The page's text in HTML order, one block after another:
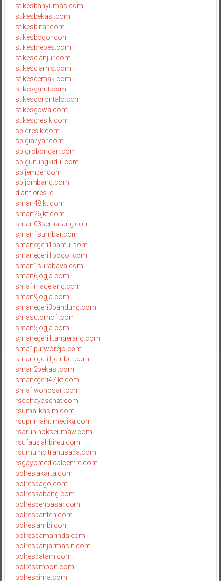
stikesbanyumas.com
stikesbekasi.com
stikesblitar.com
stikesbogor.com
stikesbrebes.com
stikescianjur.com
stikesciamis.com
stikesdemak.com
stikesgarut.com
stikesgorontalo.com
stikesgowa.com
stikesgresik.com
spigresik.com
spigianyar.com
spigrobongan.com
spigunungkidul.com
spijember.com
spijombang.com
dianflores.id
sman48jkt.com
sman26jkt.com
sman03semarang.com
sman1sumbar.com
smanegeri1bantul.com
smanegeri1bogor.com
sman1surabaya.com
sman6jogja.com
sma1magelang.com
sman9jogja.com
smanegeri3bandung.com
smasutomo1.com
sman5jogja.com
smanegeri1tangerang.com
sma1purworejo.com
smanegeri1jember.com
sman2bekasi.com
smanegeri47jkt.com
sma1wonosari.com
rscahayasehat.com
rsumalikasim.com
rsuprimaintimedika.com
rsarunlhokseumaw.com
rsufauziahbireu.com
rsumumcitrahusada.com
rsgayomedicalcentre.com
polresjakarta.com
polresdago.com
polressabang.com
polresdenpasar.com
polresbanten.com
polresjambi.com
polressamarinda.com
polresbanjarmasin.com
polresbatam.com
polresambon.com
polresbima.com